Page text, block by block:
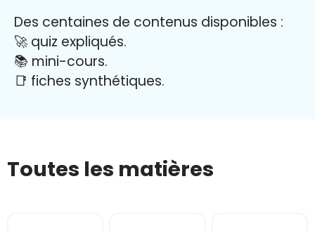
Des centaines de contenus disponibles :
🚀 quiz expliqués.
📚 mini-cours.
📑 fiches synthétiques.
Toutes les matières